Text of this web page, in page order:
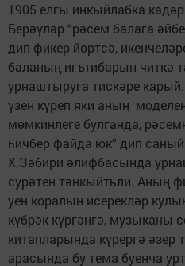
1905 елгы инкыйлабка кадәр
Берәүләр “рәсем балага
дип фикер йөртсә,
баланың игътибарын читкә
урнаштыруга тискәре
үзен күреп яки аның
мөмкинлеге булганда,
һичбер файда юк” дип
Х.Зәбири әлифбасында
сурәтен тәнкыйтьли. Аның
уен коралын исерекләр
күбрәк күргәнгә, музыканы
китапларында күрергә әзер
арасында бу тема буенча